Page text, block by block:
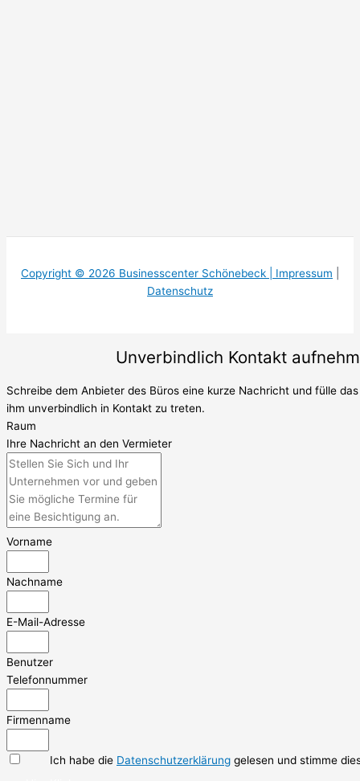
Copyright © 2026 Businesscenter Schönebeck | Impressum
Datenschutz
Unverbindlich Kontakt
Schreibe dem Anbieter des Büros eine kurze Nachricht und fülle
ihm unverbindlich in Kontakt zu treten.
Raum
Ihre Nachricht an den Vermieter
Vorname
Nachname
E-Mail-Adresse
Benutzer
Telefonnummer
Firmenname
Ich habe die Datenschutzerklärung gelesen und stimme